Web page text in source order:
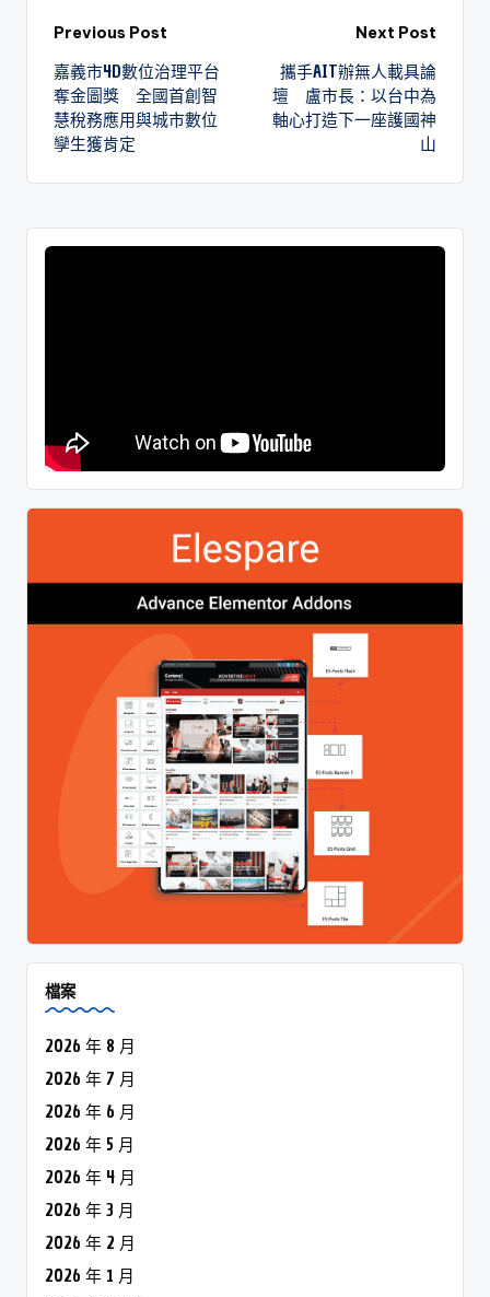
Previous Post
嘉義市4D數位治理平台
奪金圖獎 全國首創智
慧稅務應用與城市數位
孿生獲肯定
Next Post
攜手AIT辦無人載具論
壇 盧市長：以台中為
軸心打造下一座護國神
山
檔案
2026 年 8 月
2026 年 7 月
2026 年 6 月
2026 年 5 月
2026 年 4 月
2026 年 3 月
2026 年 2 月
2026 年 1 月